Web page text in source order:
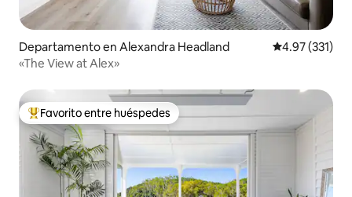
Departamento en Alexandra Headland Calificación
4.97 (331)
«The View at Alex»
De los mejores en Favorito entre huéspedes
Favorito entre huéspedes